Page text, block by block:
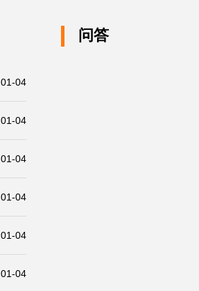
01-04
01-04
01-04
01-04
01-04
01-04
问答